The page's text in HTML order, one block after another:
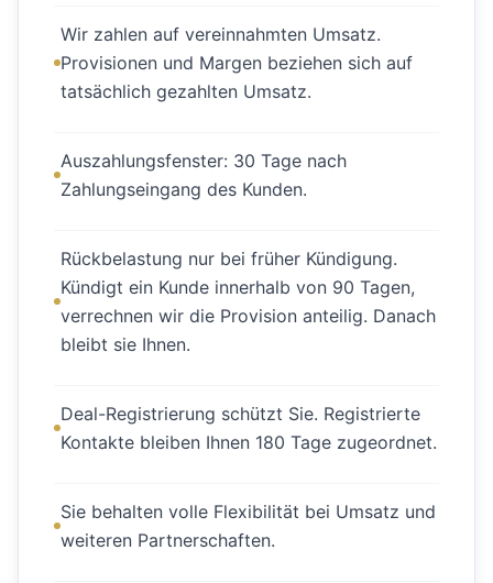
Wir zahlen auf vereinnahmten Umsatz.
Provisionen und Margen beziehen sich auf
tatsächlich gezahlten Umsatz.
Auszahlungsfenster: 30 Tage nach
Zahlungseingang des Kunden.
Rückbelastung nur bei früher Kündigung.
Kündigt ein Kunde innerhalb von 90 Tagen,
verrechnen wir die Provision anteilig. Danach
bleibt sie Ihnen.
Deal-Registrierung schützt Sie. Registrierte
Kontakte bleiben Ihnen 180 Tage zugeordnet.
Sie behalten volle Flexibilität bei Umsatz und
weiteren Partnerschaften.